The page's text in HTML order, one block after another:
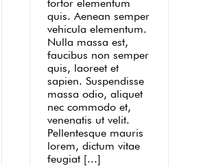
tortor elementum
quis. Aenean semper
vehicula elementum.
Nulla massa est,
faucibus non semper
quis, laoreet et
sapien. Suspendisse
massa odio, aliquet
nec commodo et,
venenatis ut velit.
Pellentesque mauris
lorem, dictum vitae
feugiat [...]